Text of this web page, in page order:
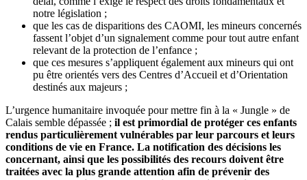
notre législation ;
que les cas de disparitions des CAOMI, les mineurs concernés
fassent l’objet d’un signalement comme pour tout autre enfant
relevant de la protection de l’enfance ;
que ces mesures s’appliquent également aux mineurs qui ont
pu être orientés vers des Centres d’Accueil et d’Orientation
destinés aux majeurs ;
L’urgence humanitaire invoquée pour mettre fin à la « Jungle » de
Calais semble dépassée ; il est primordial de protéger ces enfants
rendus particulièrement vulnérables par leur parcours et leurs
conditions de vie en France. La notification des décisions les
concernant, ainsi que les possibilités des recours doivent être
traitées avec la plus grande attention afin de prévenir des